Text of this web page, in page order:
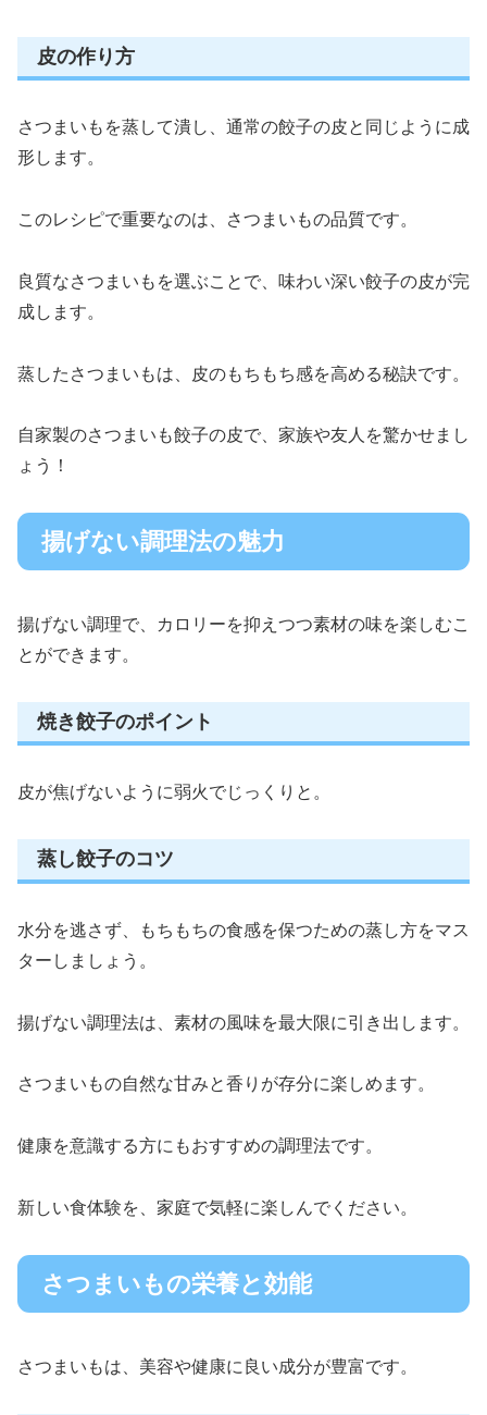
皮の作り方
さつまいもを蒸して潰し、通常の餃子の皮と同じように成
形します。
このレシピで重要なのは、さつまいもの品質です。
良質なさつまいもを選ぶことで、味わい深い餃子の皮が完
成します。
蒸したさつまいもは、皮のもちもち感を高める秘訣です。
自家製のさつまいも餃子の皮で、家族や友人を驚かせまし
ょう！
揚げない調理法の魅力
揚げない調理で、カロリーを抑えつつ素材の味を楽しむこ
とができます。
焼き餃子のポイント
皮が焦げないように弱火でじっくりと。
蒸し餃子のコツ
水分を逃さず、もちもちの食感を保つための蒸し方をマス
ターしましょう。
揚げない調理法は、素材の風味を最大限に引き出します。
さつまいもの自然な甘みと香りが存分に楽しめます。
健康を意識する方にもおすすめの調理法です。
新しい食体験を、家庭で気軽に楽しんでください。
さつまいもの栄養と効能
さつまいもは、美容や健康に良い成分が豊富です。